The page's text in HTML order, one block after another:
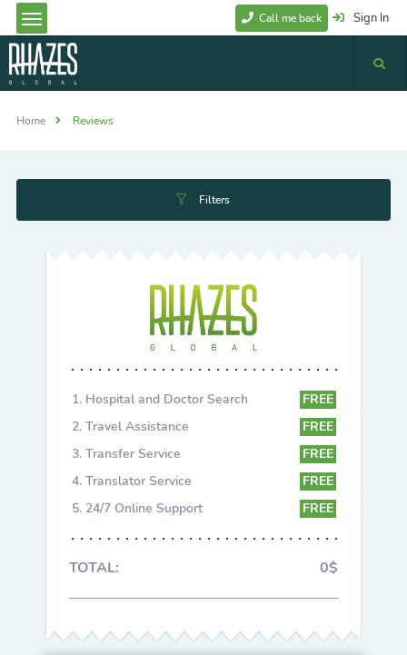
Sign In
Call me back
Home Reviews
Filters
Hospital and Doctor Search
FREE
Travel Assistance
FREE
Transfer Service
FREE
Translator Service
FREE
24/7 Online Support
FREE
TOTAL: 0$